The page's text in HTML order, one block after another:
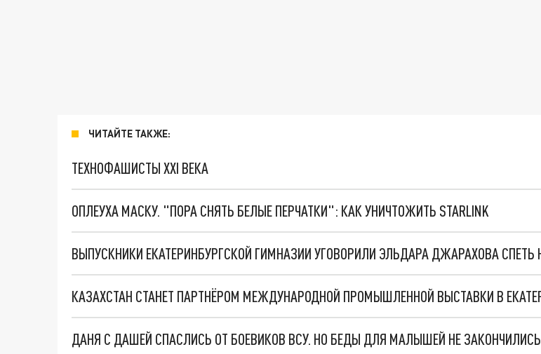
ЧИТАЙТЕ ТАКЖЕ:
ТЕХНОФАШИСТЫ XXI ВЕКА
ОПЛЕУХА МАСКУ. "ПОРА СНЯТЬ БЕЛЫЕ ПЕРЧАТКИ": КАК УНИЧТОЖИТЬ STARLINK
ДАНЯ С ДАШЕЙ СПАСЛИСЬ ОТ БОЕВИКОВ ВСУ. НО БЕДЫ ДЛЯ МАЛЫШЕЙ НЕ ЗАКОНЧИЛИСЬ